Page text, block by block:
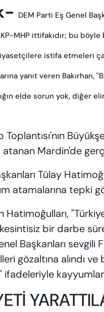
DEM Parti Eş Genel
MHP ittifakıdır; bu
istifa etmeleri
yanıt veren Bakırhan,
elde sorun yok, diğer
Mardin'de
Tülay
atamalarına tepki
Hatimoğulları,
bir darbe
Başkanları sevgili
gözaltına alındı